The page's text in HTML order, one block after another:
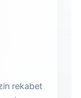
rekabet